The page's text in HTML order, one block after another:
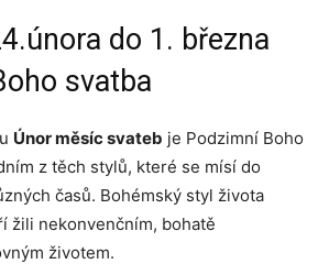
do 1. března
svatba
Únor měsíc svateb je Podzimní Boho
z těch stylů, které se mísí do
časů. Bohémský styl života
žili nekonvenčním, bohatě
životem.